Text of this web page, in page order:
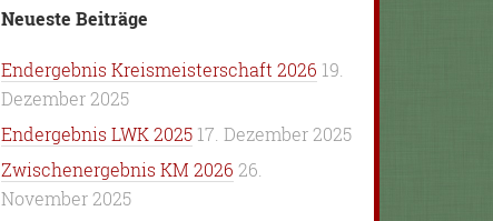
Neueste Beiträge
Endergebnis Kreismeisterschaft 2026 19.
Dezember 2025
Endergebnis LWK 2025 17. Dezember 2025
Zwischenergebnis KM 2026 26.
November 2025